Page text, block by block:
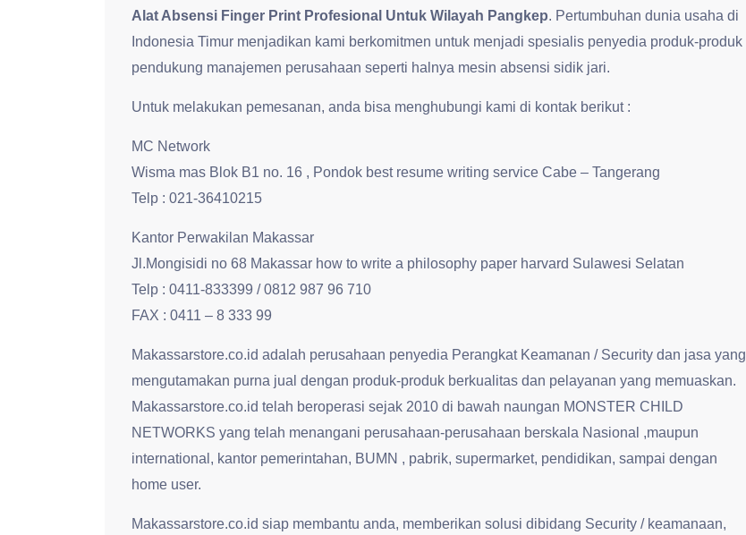
Alat Absensi Finger Print Profesional Untuk Wilayah Pangkep. Pertumbuhan dunia usaha di
Indonesia Timur menjadikan kami berkomitmen untuk menjadi spesialis penyedia produk-produk
pendukung manajemen perusahaan seperti halnya mesin absensi sidik jari.
Untuk melakukan pemesanan, anda bisa menghubungi kami di kontak berikut :
MC Network
Wisma mas Blok B1 no. 16 , Pondok best resume writing service Cabe – Tangerang
Telp : 021-36410215
Kantor Perwakilan Makassar
Jl.Mongisidi no 68 Makassar how to write a philosophy paper harvard Sulawesi Selatan
Telp : 0411-833399 / 0812 987 96 710
FAX : 0411 – 8 333 99
Makassarstore.co.id adalah perusahaan penyedia Perangkat Keamanan / Security dan jasa yang
mengutamakan purna jual dengan produk-produk berkualitas dan pelayanan yang memuaskan.
Makassarstore.co.id telah beroperasi sejak 2010 di bawah naungan MONSTER CHILD
NETWORKS yang telah menangani perusahaan-perusahaan berskala Nasional ,maupun
international, kantor pemerintahan, BUMN , pabrik, supermarket, pendidikan, sampai dengan
home user.
Makassarstore.co.id siap membantu anda, memberikan solusi dibidang Security / keamanaan,